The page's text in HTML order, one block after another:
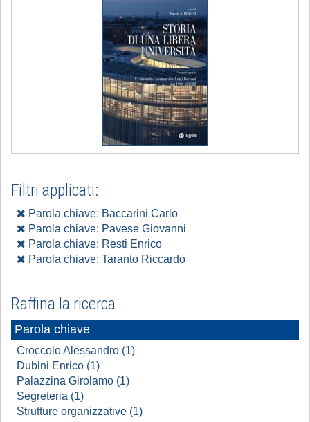
Filtri applicati:
Parola chiave: Baccarini Carlo
Parola chiave: Pavese Giovanni
Parola chiave: Resti Enrico
Parola chiave: Taranto Riccardo
Raffina la ricerca
Parola chiave
Croccolo Alessandro (1)
Dubini Enrico (1)
Palazzina Girolamo (1)
Segreteria (1)
Strutture organizzative (1)